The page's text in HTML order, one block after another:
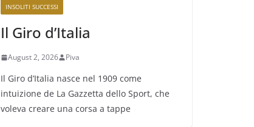
INSOLITI SUCCESSI
Il Giro d’Italia
August 2, 2026 Piva
Il Giro d’Italia nasce nel 1909 come
intuizione de La Gazzetta dello Sport, che
voleva creare una corsa a tappe